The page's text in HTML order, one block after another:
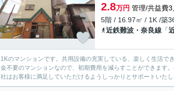
2.8万円 管理/共益費
5階 / 16.97㎡ / 1K /築
近鉄難波・奈良線 「
1Kのマンションです。共用設備の充実している、楽しく生活
金不要のマンションなので、初期費用を減らすことができます
社はお客様に満足していただけるようしっかりとサポートいた